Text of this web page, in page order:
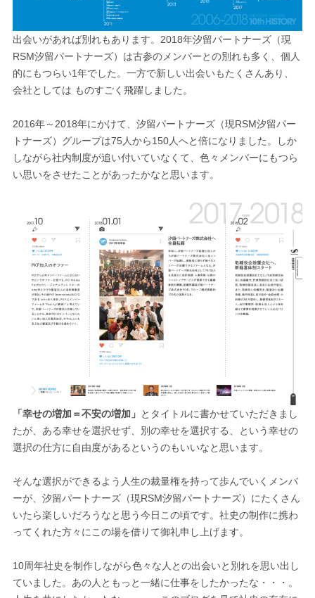
出会いがあれば別れもあります。2018年汐留パートナーズ（現
RSM汐留パートナーズ）は古参のメンバーとの別れも多く、個人
的にもつらい1年でした。一方で新しい出会いもたくさんあり、
会社としては ものすごく飛躍しました。
2016年～2018年にかけて、汐留パートナーズ（現RSM汐留パー
トナーズ）グループは75人から150人へと倍になりました。しか
しながら社内制度が追い付いていなくて、色々メンバーにもつら
い思いをさせたことがあったかなと思います。
「幸せの増加＝不安の増加」 とタイトルに書かせていただきまし
たが、ある幸せを選択せず、別の幸せを選択する、という幸せの
選択の仕方に自由度があるというのもいいなと思います。
そんな選択ができるよう人生の裁量権を持って歩んでいくメンバ
ーが、汐留パートナーズ（現RSM汐留パートナーズ）にたくさん
いたら楽しいだろうなと思う今日この頃です。社史の制作に携わ
ってくれた方々にこの場を借りて御礼申し上げます。
10周年社史を制作しながら色々な人との出会いと別れを思い出し
ていました。あの人ともっと一緒に仕事をしたかったな・・・。